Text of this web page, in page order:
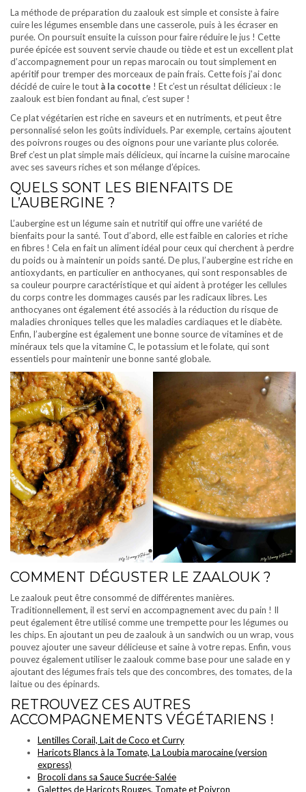
La méthode de préparation du zaalouk est simple et consiste à faire
cuire les légumes ensemble dans une casserole, puis à les écraser en
purée. On poursuit ensuite la cuisson pour faire réduire le jus ! Cette
purée épicée est souvent servie chaude ou tiède et est un excellent plat
d’accompagnement pour un repas marocain ou tout simplement en
apéritif pour tremper des morceaux de pain frais. Cette fois j’ai donc
décidé de cuire le tout à la cocotte ! Et c’est un résultat délicieux : le
zaalouk est bien fondant au final, c’est super !
Ce plat végétarien est riche en saveurs et en nutriments, et peut être
personnalisé selon les goûts individuels. Par exemple, certains ajoutent
des poivrons rouges ou des oignons pour une variante plus colorée.
Bref c’est un plat simple mais délicieux, qui incarne la cuisine marocaine
avec ses saveurs riches et son mélange d’épices.
QUELS SONT LES BIENFAITS DE
L’AUBERGINE ?
L’aubergine est un légume sain et nutritif qui offre une variété de
bienfaits pour la santé. Tout d’abord, elle est faible en calories et riche
en fibres ! Cela en fait un aliment idéal pour ceux qui cherchent à perdre
du poids ou à maintenir un poids santé. De plus, l’aubergine est riche en
antioxydants, en particulier en anthocyanes, qui sont responsables de
sa couleur pourpre caractéristique et qui aident à protéger les cellules
du corps contre les dommages causés par les radicaux libres. Les
anthocyanes ont également été associés à la réduction du risque de
maladies chroniques telles que les maladies cardiaques et le diabète.
Enfin, l’aubergine est également une bonne source de vitamines et de
minéraux tels que la vitamine C, le potassium et le folate, qui sont
essentiels pour maintenir une bonne santé globale.
COMMENT DÉGUSTER LE ZAALOUK ?
Le zaalouk peut être consommé de différentes manières.
Traditionnellement, il est servi en accompagnement avec du pain ! Il
peut également être utilisé comme une trempette pour les légumes ou
les chips. En ajoutant un peu de zaalouk à un sandwich ou un wrap, vous
pouvez ajouter une saveur délicieuse et saine à votre repas. Enfin, vous
pouvez également utiliser le zaalouk comme base pour une salade en y
ajoutant des légumes frais tels que des concombres, des tomates, de la
laitue ou des épinards.
RETROUVEZ CES AUTRES
ACCOMPAGNEMENTS VÉGÉTARIENS !
Lentilles Corail, Lait de Coco et Curry
Haricots Blancs à la Tomate, La Loubia marocaine (version
express)
Brocoli dans sa Sauce Sucrée-Salée
Galettes de Haricots Rouges, Tomate et Poivron